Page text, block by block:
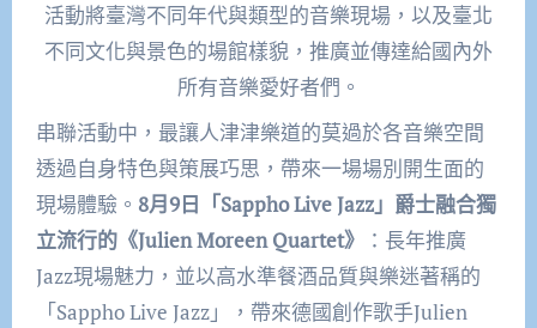
活動將臺灣不同年代與類型的音樂現場，以及臺北
不同文化與景色的場館樣貌，推廣並傳達給國內外
所有音樂愛好者們。
串聯活動中，最讓人津津樂道的莫過於各音樂空間
透過自身特色與策展巧思，帶來一場場別開生面的
現場體驗。 8月9日「Sappho Live Jazz」爵士融合獨
立流行的《Julien Moreen Quartet》
：長年推廣
Jazz現場魅力，並以高水準餐酒品質與樂迷著稱的
「Sappho Live Jazz」，帶來德國創作歌手Julien